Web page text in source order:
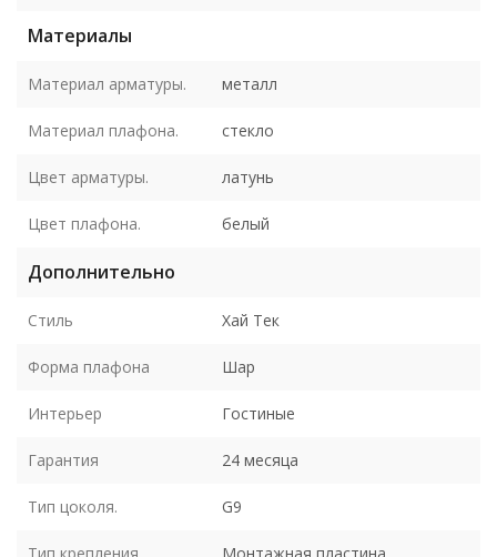
Материалы
Материал арматуры. металл
Материал плафона. стекло
Цвет арматуры. латунь
Цвет плафона. белый
Дополнительно
Стиль Хай Тек
Форма плафона Шар
Интерьер Гостиные
Гарантия 24 месяца
Тип цоколя. G9